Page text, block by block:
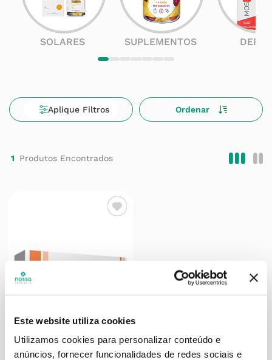
Este website utiliza cookies
Utilizamos cookies para personalizar conteúdo e
anúncios, fornecer funcionalidades de redes sociais e
SOLARES SUPLEMENTOS
1